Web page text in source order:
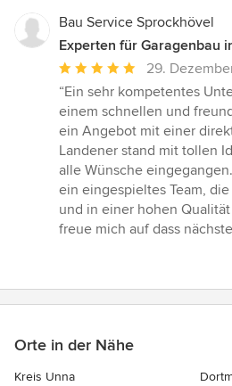
Bau Service Sprockhövel
Experten für Garagenbau
Durchschnittliche
Bewertung:
5
von
5
Sternen
29.
“Ein sehr kompetentes
einem schnellen und
ein Angebot mit einer
Landener stand mit tollen
alle Wünsche
ein eingespieltes Team,
und in einer hohen
freue mich auf dass
Orte in der Nähe
Kreis Unna